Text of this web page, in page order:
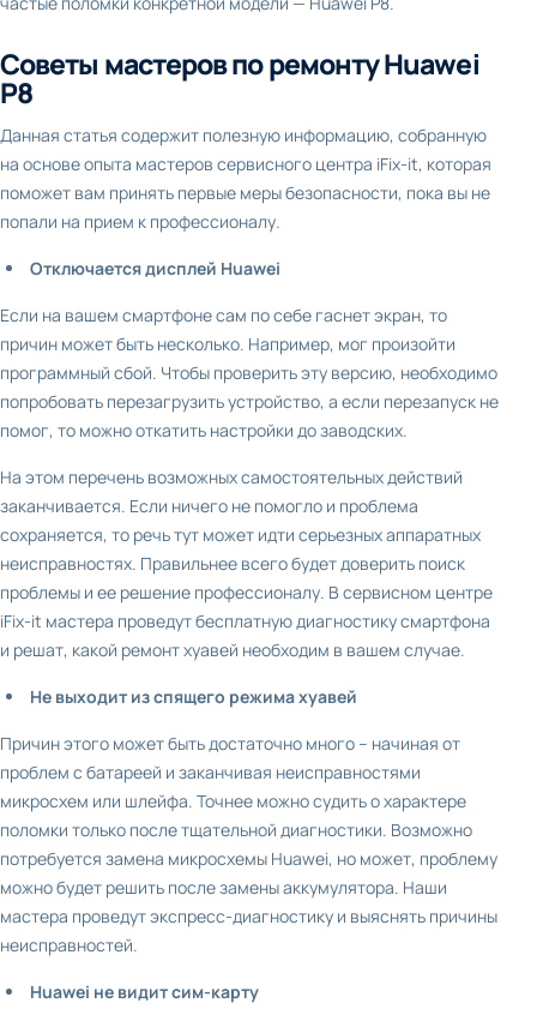
Советы мастеров по ремонту Huawei
P8
Данная статья содержит полезную информацию, собранную
на основе опыта мастеров сервисного центра iFix-it, которая
поможет вам принять первые меры безопасности, пока вы не
попали на прием к профессионалу.
Отключается дисплей Huawei
Если на вашем смартфоне сам по себе гаснет экран, то
причин может быть несколько. Например, мог произойти
программный сбой. Чтобы проверить эту версию, необходимо
попробовать перезагрузить устройство, а если перезапуск не
помог, то можно откатить настройки до заводских.
На этом перечень возможных самостоятельных действий
заканчивается. Если ничего не помогло и проблема
сохраняется, то речь тут может идти серьезных аппаратных
неисправностях. Правильнее всего будет доверить поиск
проблемы и ее решение профессионалу. В сервисном центре
iFix-it мастера проведут бесплатную диагностику смартфона
и решат, какой ремонт хуавей необходим в вашем случае.
Не выходит из спящего режима хуавей
Причин этого может быть достаточно много – начиная от
проблем с батареей и заканчивая неисправностями
микросхем или шлейфа. Точнее можно судить о характере
поломки только после тщательной диагностики. Возможно
потребуется замена микросхемы Huawei, но может, проблему
можно будет решить после замены аккумулятора. Наши
мастера проведут экспресс-диагностику и выяснять причины
неисправностей.
Huawei не видит сим-карту